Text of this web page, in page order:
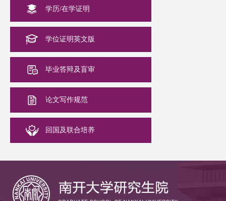
学历/在学证明
学位证明英文版
毕业答辩及盲审
论文写作规范
回国及联合培养